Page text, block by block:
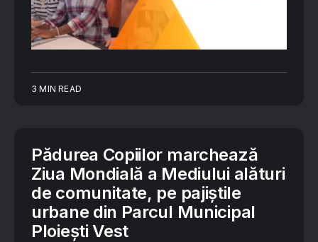
3 MIN READ
Pădurea Copiilor marchează
Ziua Mondială a Mediului alături
de comunitate, pe pajiștile
urbane din Parcul Municipal
Ploiești Vest